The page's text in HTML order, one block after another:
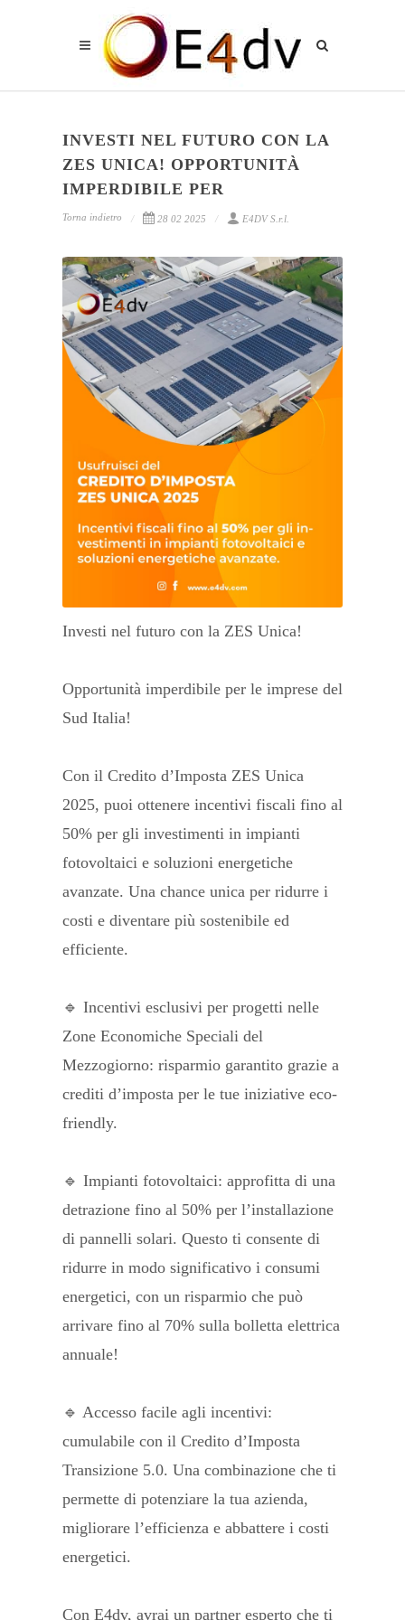
INVESTI NEL FUTURO CON LA
ZES UNICA! OPPORTUNITÀ
IMPERDIBILE PER
Torna indietro 28 02 2025 E4DV S.r.l.
Investi nel futuro con la ZES Unica!
Opportunità imperdibile per le imprese del
Sud Italia!
Con il Credito d’Imposta ZES Unica
2025, puoi ottenere incentivi fiscali fino al
50% per gli investimenti in impianti
fotovoltaici e soluzioni energetiche
avanzate. Una chance unica per ridurre i
costi e diventare più sostenibile ed
efficiente.
🔹 Incentivi esclusivi per progetti nelle
Zone Economiche Speciali del
Mezzogiorno: risparmio garantito grazie a
crediti d’imposta per le tue iniziative eco-
friendly.
🔹 Impianti fotovoltaici: approfitta di una
detrazione fino al 50% per l’installazione
di pannelli solari. Questo ti consente di
ridurre in modo significativo i consumi
energetici, con un risparmio che può
arrivare fino al 70% sulla bolletta elettrica
annuale!
🔹 Accesso facile agli incentivi:
cumulabile con il Credito d’Imposta
Transizione 5.0. Una combinazione che ti
permette di potenziare la tua azienda,
migliorare l’efficienza e abbattere i costi
energetici.
Con E4dv, avrai un partner esperto che ti